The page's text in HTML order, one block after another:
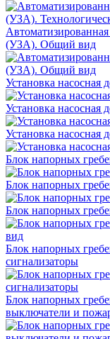
(УЗА). Общий вид
Установка
Установка
Установка
Блок напорных
Блок напорных
Блок напорных
Блок напорных
сигнализаторы
Блок напорных
выключатели и